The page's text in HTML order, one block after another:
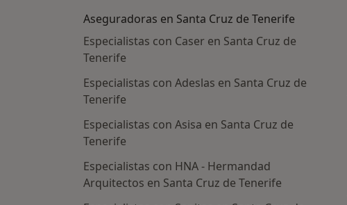
Aseguradoras en Santa Cruz de Tenerife
Especialistas con Caser en Santa Cruz de
Tenerife
Especialistas con Adeslas en Santa Cruz de
Tenerife
Especialistas con Asisa en Santa Cruz de
Tenerife
Especialistas con HNA - Hermandad
Arquitectos en Santa Cruz de Tenerife